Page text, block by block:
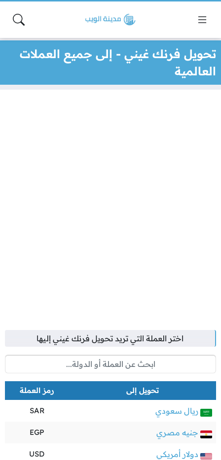
تحويل فرنك غيني - إلى جميع العملات
العالمية
اختر العملة التي تريد تحويل فرنك غيني إليها
تحويل إلى رمز العملة
ريال سعودي SAR
جنيه مصري EGP
دولار أمريكي USD